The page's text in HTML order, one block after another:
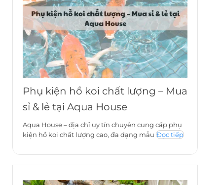
Phụ kiện hồ koi chất lượng – Mua
sỉ & lẻ tại Aqua House
Aqua House – địa chỉ uy tín chuyên cung cấp phụ
kiện hồ koi chất lượng cao, đa dạng mẫu Đọc tiếp